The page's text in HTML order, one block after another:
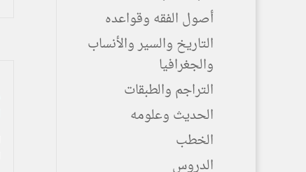
أصول الفقه وقواعده
التاريخ والسير والأنساب
والجغرافيا
التراجم والطبقات
الحديث وعلومه
الخطب
الدروس